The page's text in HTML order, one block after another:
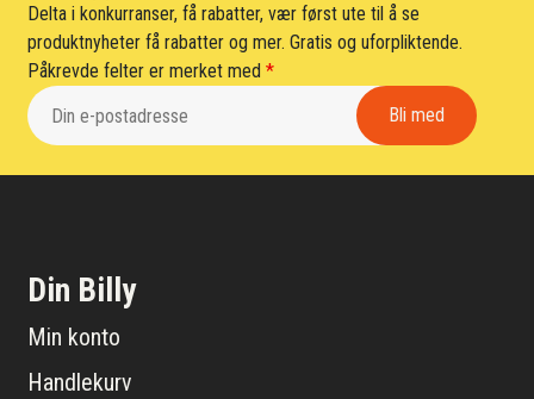
Delta i konkurranser, få rabatter, vær først ute til å se
produktnyheter få rabatter og mer. Gratis og uforpliktende.
Påkrevde felter er merket med*
Din Billy
Min konto
Handlekurv